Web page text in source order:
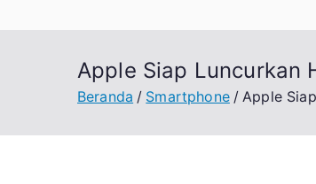
Apple Siap Luncurkan
Beranda Smartphone Apple